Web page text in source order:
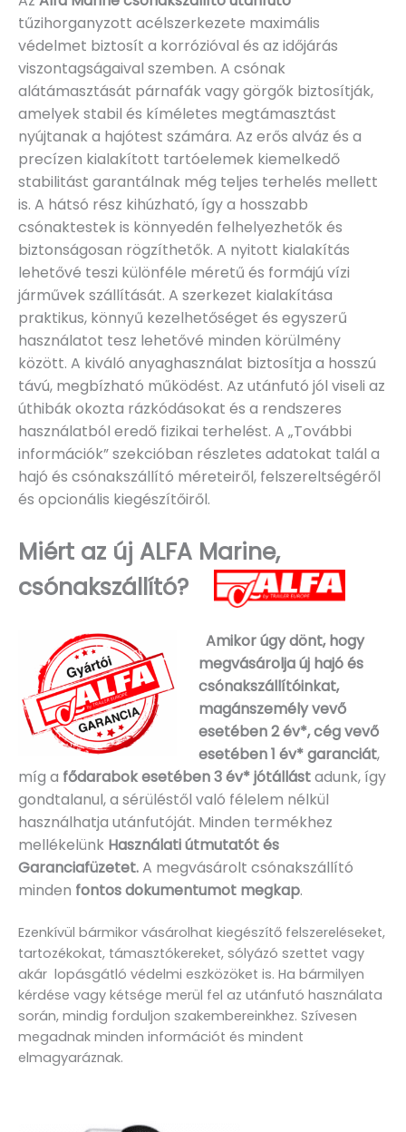
tűzihorganyzott acélszerkezete maximális
védelmet biztosít a korrózióval és az időjárás
viszontagságaival szemben. A csónak
alátámasztását párnafák vagy görgők biztosítják,
amelyek stabil és kíméletes megtámasztást
nyújtanak a hajótest számára. Az erős alváz és a
precízen kialakított tartóelemek kiemelkedő
stabilitást garantálnak még teljes terhelés mellett
is. A hátsó rész kihúzható, így a hosszabb
csónaktestek is könnyedén felhelyezhetők és
biztonságosan rögzíthetők. A nyitott kialakítás
lehetővé teszi különféle méretű és formájú vízi
járművek szállítását. A szerkezet kialakítása
praktikus, könnyű kezelhetőséget és egyszerű
használatot tesz lehetővé minden körülmény
között. A kiváló anyaghasználat biztosítja a hosszú
távú, megbízható működést. Az utánfutó jól viseli az
úthibák okozta rázkódásokat és a rendszeres
használatból eredő fizikai terhelést. A „További
információk” szekcióban részletes adatokat talál a
hajó és csónakszállító méreteiről, felszereltségéről
és opcionális kiegészítőiről.
Miért az új ALFA Marine,
csónakszállító?
Amikor úgy dönt, hogy
megvásárolja új hajó és
csónakszállítóinkat,
magánszemély vevő
esetében 2 év*, cég vevő
esetében 1 év* garanciát,
míg a fődarabok esetében 3 év* jótállástadunk, így
gondtalanul, a sérüléstől való félelem nélkül
használhatja utánfutóját. Minden termékhez
mellékelünk Használati útmutatót és
Garanciafüzetet.A megvásárolt csónakszállító
minden fontos dokumentumot megkap.
Ezenkívül bármikor vásárolhat kiegészítő felszereléseket,
tartozékokat, támasztókereket, sólyázó szettet vagy
akár lopásgátló védelmi eszközöket is. Ha bármilyen
kérdése vagy kétsége merül fel az utánfutó használata
során, mindig forduljon szakembereinkhez. Szívesen
megadnak minden információt és mindent
elmagyaráznak.